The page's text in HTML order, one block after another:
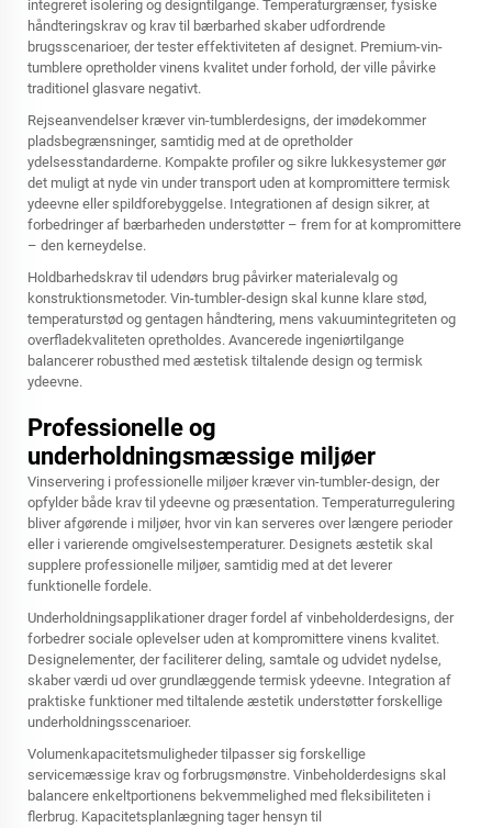
integreret isolering og designtilgange. Temperaturgrænser, fysiske
håndteringskrav og krav til bærbarhed skaber udfordrende
brugsscenarioer, der tester effektiviteten af designet. Premium-vin-
tumblere opretholder vinens kvalitet under forhold, der ville påvirke
traditionel glasvare negativt.
Rejseanvendelser kræver vin-tumblerdesigns, der imødekommer
pladsbegrænsninger, samtidig med at de opretholder
ydelsesstandarderne. Kompakte profiler og sikre lukkesystemer gør
det muligt at nyde vin under transport uden at kompromittere termisk
ydeevne eller spildforebyggelse. Integrationen af design sikrer, at
forbedringer af bærbarheden understøtter – frem for at kompromittere
– den kerneydelse.
Holdbarhedskrav til udendørs brug påvirker materialevalg og
konstruktionsmetoder. Vin-tumbler-design skal kunne klare stød,
temperaturstød og gentagen håndtering, mens vakuumintegriteten og
overfladekvaliteten opretholdes. Avancerede ingeniørtilgange
balancerer robusthed med æstetisk tiltalende design og termisk
ydeevne.
Professionelle og
underholdningsmæssige miljøer
Vinservering i professionelle miljøer kræver vin-tumbler-design, der
opfylder både krav til ydeevne og præsentation. Temperaturregulering
bliver afgørende i miljøer, hvor vin kan serveres over længere perioder
eller i varierende omgivelsestemperaturer. Designets æstetik skal
supplere professionelle miljøer, samtidig med at det leverer
funktionelle fordele.
Underholdningsapplikationer drager fordel af vinbeholderdesigns, der
forbedrer sociale oplevelser uden at kompromittere vinens kvalitet.
Designelementer, der faciliterer deling, samtale og udvidet nydelse,
skaber værdi ud over grundlæggende termisk ydeevne. Integration af
praktiske funktioner med tiltalende æstetik understøtter forskellige
underholdningsscenarioer.
Volumenkapacitetsmuligheder tilpasser sig forskellige
servicemæssige krav og forbrugsmønstre. Vinbeholderdesigns skal
balancere enkeltportionens bekvemmelighed med fleksibiliteten i
flerbrug. Kapacitetsplanlægning tager hensyn til